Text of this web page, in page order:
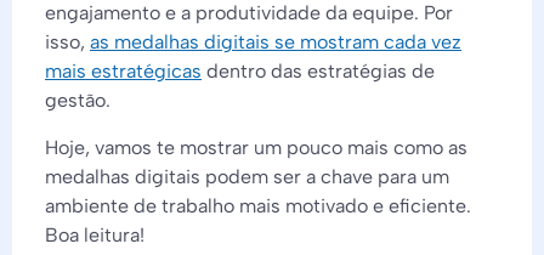
engajamento e a produtividade da equipe. Por
isso, as medalhas digitais se mostram cada vez
mais estratégicas dentro das estratégias de
gestão.
Hoje, vamos te mostrar um pouco mais como as
medalhas digitais podem ser a chave para um
ambiente de trabalho mais motivado e eficiente.
Boa leitura!